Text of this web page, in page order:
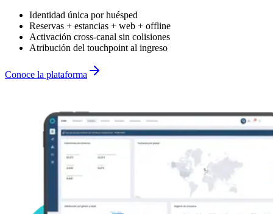
Identidad única por huésped
Reservas + estancias + web + offline
Activación cross-canal sin colisiones
Atribución del touchpoint al ingreso
Conoce la plataforma